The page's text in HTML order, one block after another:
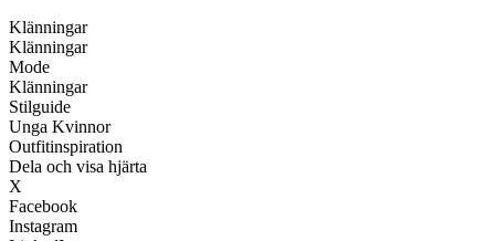
Klänningar
Klänningar
Mode
Klänningar
Stilguide
Unga Kvinnor
Outfitinspiration
Dela och visa hjärta
X
Facebook
Instagram